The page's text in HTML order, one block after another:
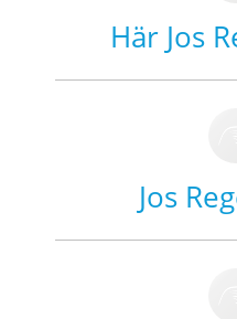
Här Jos
Jos